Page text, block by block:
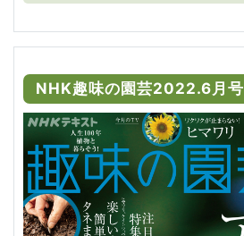
NHK趣味の園芸2022.6月号